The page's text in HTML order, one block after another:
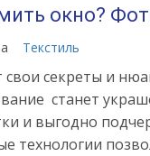
окно?
Текстиль
секреты и
станет
и выгодно
технологии